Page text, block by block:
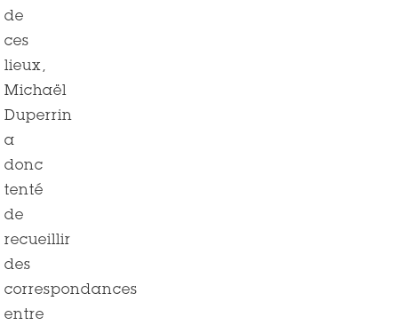
de
ces
lieux,
Michaël
Duperrin
a
donc
tenté
de
recueillir
des
correspondances
entre